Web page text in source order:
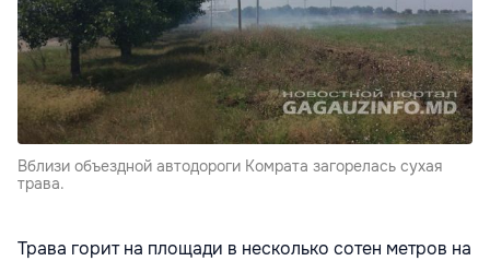
Вблизи объездной автодороги Комрата загорелась сухая
трава.
Трава горит на площади в несколько сотен метров на